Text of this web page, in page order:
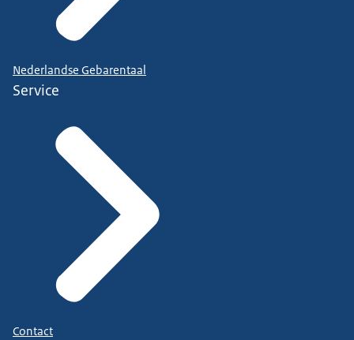
Nederlandse Gebarentaal
Service
Contact